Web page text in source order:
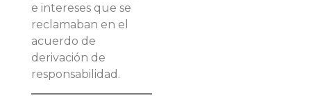
e intereses que se
reclamaban en el
acuerdo de
derivación de
responsabilidad.